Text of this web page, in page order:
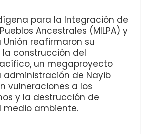
para la Integración de
Ancestrales (MILPA) y
reafirmaron su
construcción del
un megaproyecto
de Nayib
vulneraciones a los
y la destrucción de
medio ambiente.